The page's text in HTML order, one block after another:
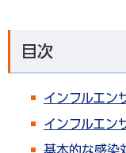
目次
インフルエン
インフルエン
基本的な感染